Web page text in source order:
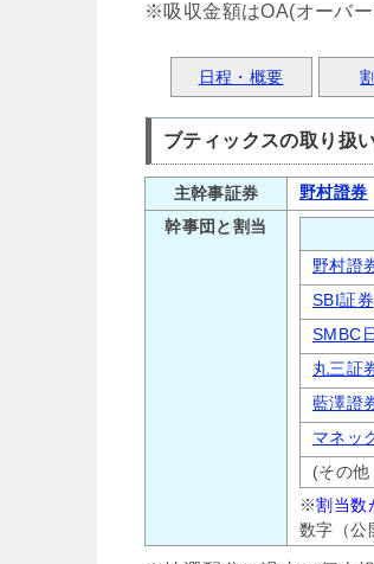
※吸収金額はOA(オーバー
日程・概要
ブティックスの取り扱
主幹事証券
野村證券
幹事団と割当
野村證
SBI証券
SMBC
丸三証
藍澤證
マネッ
(その他
※割当数
数字（公